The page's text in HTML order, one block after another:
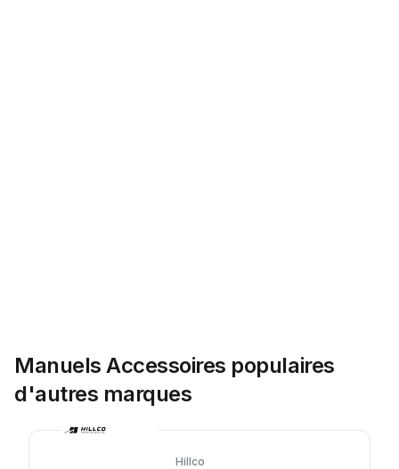
Manuels Accessoires populaires
d'autres marques
Hillco